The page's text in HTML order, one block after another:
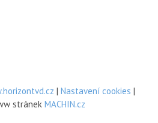
| Nastavení cookies |
stránek MACHIN.cz